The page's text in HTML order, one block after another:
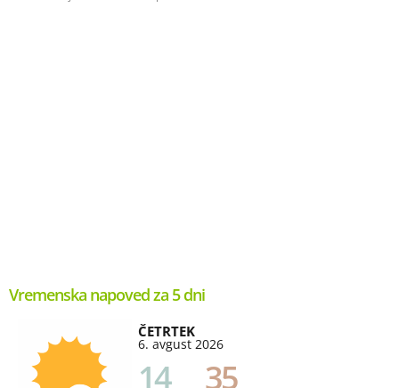
Vremenska napoved za 5 dni
ČETRTEK
6. avgust 2026
14 35